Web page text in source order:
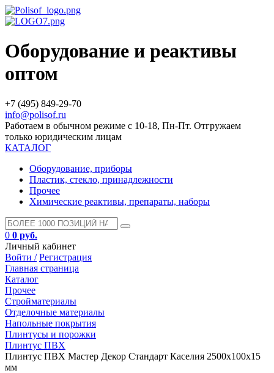
Оборудование и реактивы
оптом
+7 (495) 849-29-70
info@polisof.ru
Работаем в обычном режиме с 10-18, Пн-Пт. Отгружаем
только юридическим лицам
КАТАЛОГ
Оборудование, приборы
Пластик, стекло, принадлежности
Прочее
Химические реактивы, препараты, наборы
0 0 руб.
Личный кабинет
Войти / Регистрация
Главная страница
Каталог
Прочее
Стройматериалы
Отделочные материалы
Напольные покрытия
Плинтусы и порожки
Плинтус ПВХ
Плинтус ПВХ Мастер Декор Стандарт Каселия 2500х100х15
мм